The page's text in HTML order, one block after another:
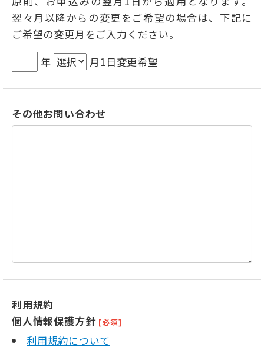
翌々月以降からの変更をご希望の場合は、下記に
ご希望の変更月をご入力ください。
年
月1日変更希望
その他お問い合わせ
利用規約
個人情報保護方針 [必須]
利用規約について